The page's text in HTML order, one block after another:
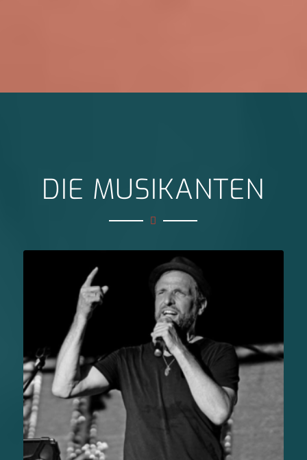
DIE MUSIKANTEN